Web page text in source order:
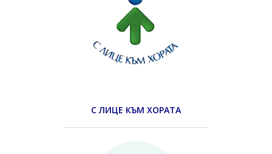
С ЛИЦЕ КЪМ ХОРАТА